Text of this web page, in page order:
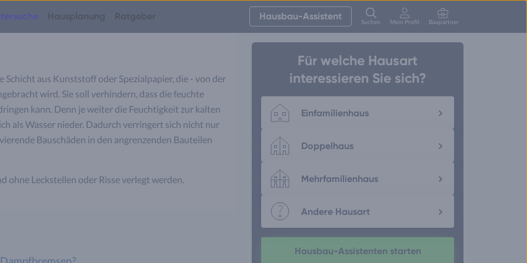
Hausplanung Ratgeber Hausbau-Assistent Suchen Mein Profil Baupartner
aus Kunststoff oder Spezialpapier, die - von der
wird. Sie soll verhindern, dass die feuchte
kann. Denn je weiter die Feuchtigkeit zur kalten
als Wasser nieder. Dadurch verringert sich nicht nur
Bauschäden in den angrenzenden Bauteilen
ohne Leckstellen oder Risse verlegt werden.
Für welche Hausart
interessieren Sie sich?
Einfamilienhaus
Doppelhaus
Mehrfamilienhaus
Andere Hausart
Hausbau-Assistenten starten